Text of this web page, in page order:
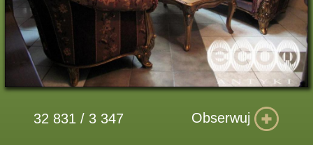
32 831 / 3 347 Obserwuj